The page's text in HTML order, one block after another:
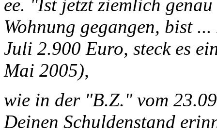
ee. "Ist jetzt ziemlich
Wohnung gegangen, bist
Juli 2.900 Euro, steck es
Mai 2005),
wie in der "B.Z." vom
Deinen Schuldenstand